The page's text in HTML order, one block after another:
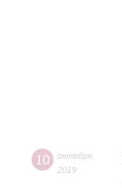
10 октября
2019